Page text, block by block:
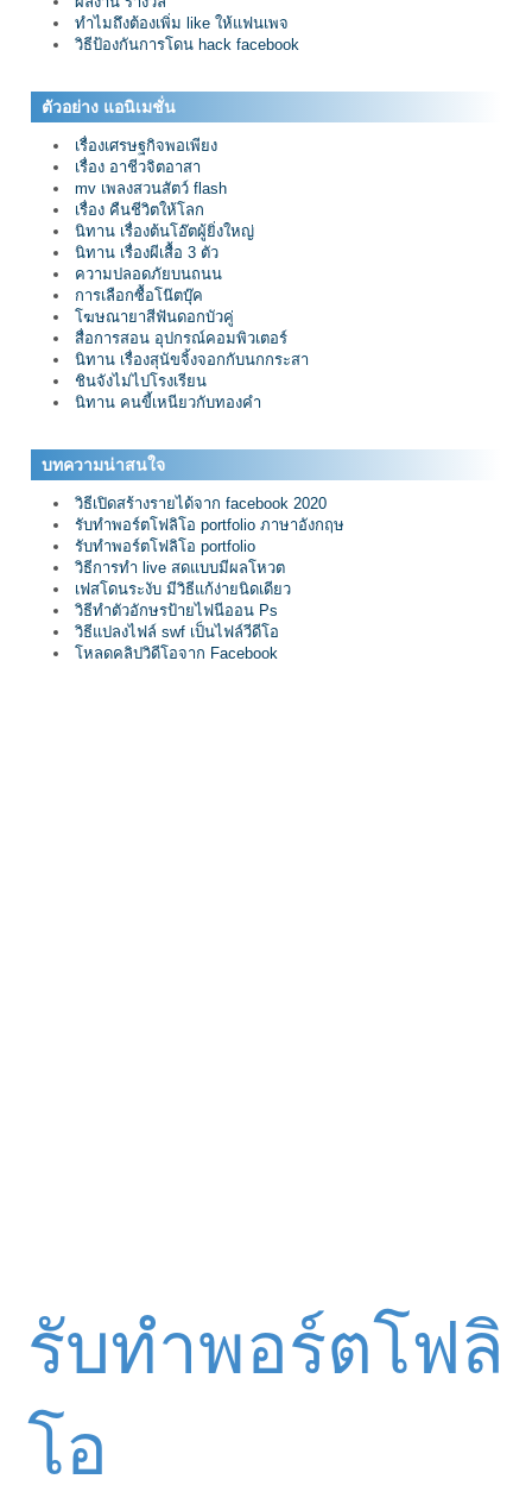
ทำไมถึงต้องเพิ่ม like ให้แฟนเพจ
วิธีป้องกันการโดน hack facebook
ตัวอย่าง แอนิเมชั่น
เรื่องเศรษฐกิจพอเพียง
เรื่อง อาชีวจิตอาสา
mv เพลงสวนสัตว์ flash
เรื่อง คืนชีวิตให้โลก
นิทาน เรื่องต้นโอ๊ตผู้ยิ่งใหญ่
นิทาน เรื่องผีเสื้อ 3 ตัว
ความปลอดภัยบนถนน
การเลือกซื้อโน๊ตบุ๊ค
โฆษณายาสีฟันดอกบัวคู่
สื่อการสอน อุปกรณ์คอมพิวเตอร์
นิทาน เรื่องสุนัขจิ้งจอกกับนกกระสา
ชินจังไม่ไปโรงเรียน
นิทาน คนขี้เหนียวกับทองคำ
บทความน่าสนใจ
วิธีเปิดสร้างรายได้จาก facebook 2020
รับทำพอร์ตโฟลิโอ portfolio ภาษาอังกฤษ
รับทำพอร์ตโฟลิโอ portfolio
วิธีการทำ live สดแบบมีผลโหวต
เฟสโดนระงับ มีวิธีแก้ง่ายนิดเดียว
วิธีทำตัวอักษรป้ายไฟนีออน Ps
วิธีแปลงไฟล์ swf เป็นไฟล์วีดีโอ
โหลดคลิปวิดีโอจาก Facebook
รับทำพอร์ตโฟลิ
โอ